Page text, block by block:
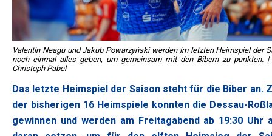
Valentin Neagu und Jakub Powarzyński werden im letzten Heimspiel der
noch einmal alles geben, um gemeinsam mit den Bibern zu punkten. |
Christoph Pabel
Das letzte Heimspiel der Saison steht für die Biber an.
der bisherigen 16 Heimspiele konnten die Dessau-
gewinnen und werden am Freitagabend ab 19:30 Uhr